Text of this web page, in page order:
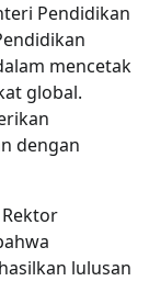
Pendidikan
mencetak
global.
dengan
lulusan